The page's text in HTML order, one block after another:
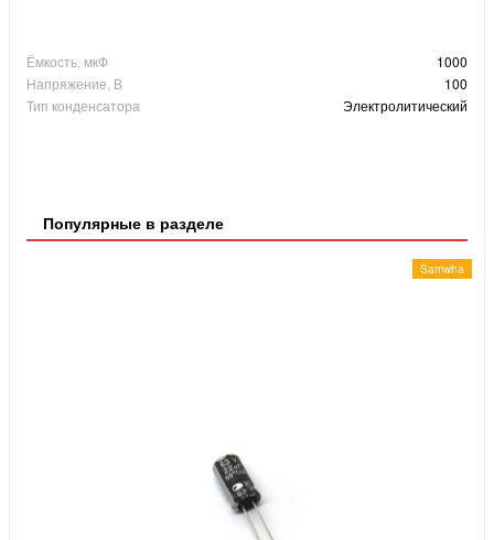
Ёмкость, мкФ
1000
Напряжение, В
100
Тип конденсатора
Электролитический
Популярные в разделе
Samwha